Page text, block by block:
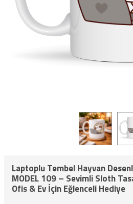
Laptoplu Tembel Hayvan
MODEL 109 – Sevimli Sloth
Ofis & Ev İçin Eğlenceli Hediye